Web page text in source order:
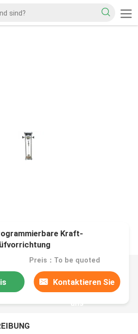
Kraft-
Preis：To be quoted
Kontaktieren Sie
uns